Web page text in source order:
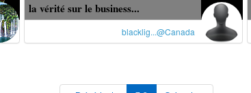
la vérité sur le business...
blacklig...@Canada